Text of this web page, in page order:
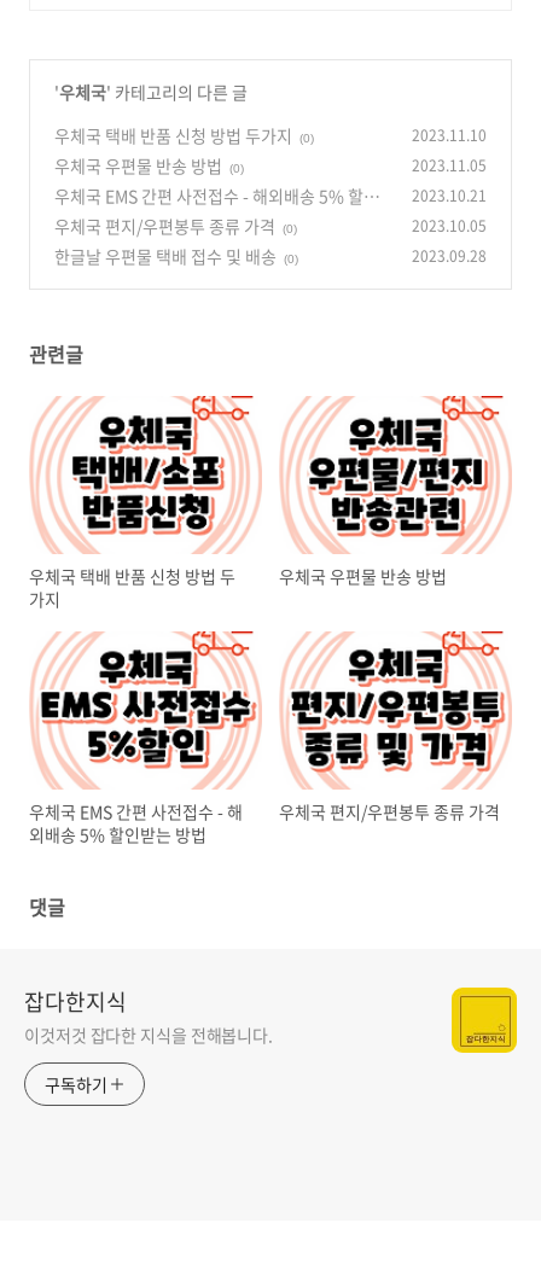
'우체국' 카테고리의 다른 글
우체국 택배 반품 신청 방법 두가지
(0) 2023.11.10
우체국 우편물 반송 방법 (0) 2023.11.05
우체국 EMS 간편 사전접수 - 해외배송 5% 할인
받는 방법
(0)
2023.10.21
우체국 편지/우편봉투 종류 가격 (0) 2023.10.05
한글날 우편물 택배 접수 및 배송 (0) 2023.09.28
관련글
우체국 택배 반품 신청 방법 두
가지
우체국 우편물 반송 방법
우체국 EMS 간편 사전접수 - 해
외배송 5% 할인받는 방법
우체국 편지/우편봉투 종류 가격
댓글
잡다한지식
이것저것 잡다한 지식을 전해봅니다.
구독하기